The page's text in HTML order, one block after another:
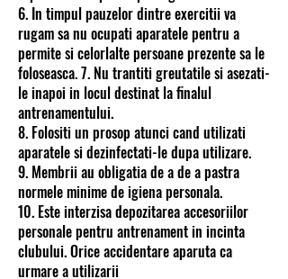
6. In timpul pauzelor dintre exercitii va
rugam sa nu ocupati aparatele pentru a
permite si celorlalte persoane prezente sa le
foloseasca. 7. Nu trantiti greutatile si asezati-
le inapoi in locul destinat la finalul
antrenamentului.
8. Folositi un prosop atunci cand utilizati
aparatele si dezinfectati-le dupa utilizare.
9. Membrii au obligatia de a de a pastra
normele minime de igiena personala.
10. Este interzisa depozitarea accesoriilor
personale pentru antrenament in incinta
clubului. Orice accidentare aparuta ca
urmare a utilizarii